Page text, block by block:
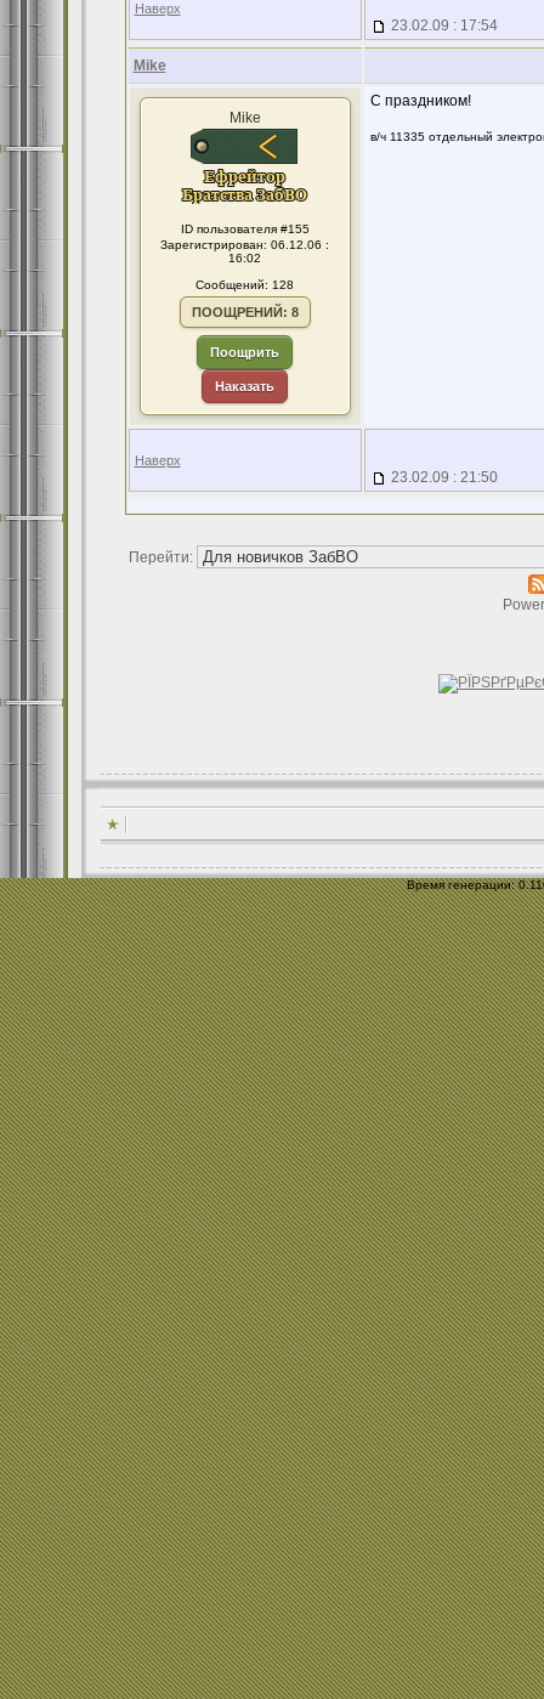
Наверх
23.02.09 : 17:54
Mike
Mike
ID пользователя #155
Зарегистрирован: 06.12.06 :
16:02
Сообщений: 128
ПООЩРЕНИЙ: 8
Поощрить
Наказать
С праздником!
в/ч 11335 отдельный
Наверх
23.02.09 : 21:50
Перейти:
Время генерации: